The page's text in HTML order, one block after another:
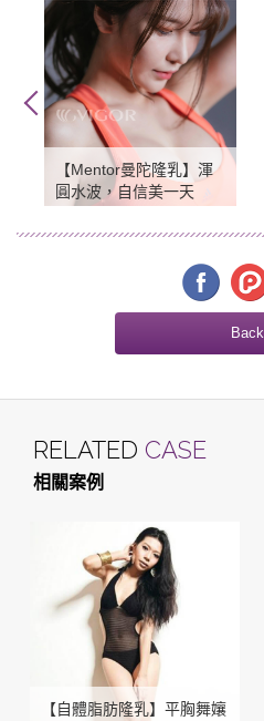
【Mentor曼陀隆乳】渾
圓水波，自信美一天
Back
RELATED CASE
相關案例
【自體脂肪隆乳】平胸舞孃